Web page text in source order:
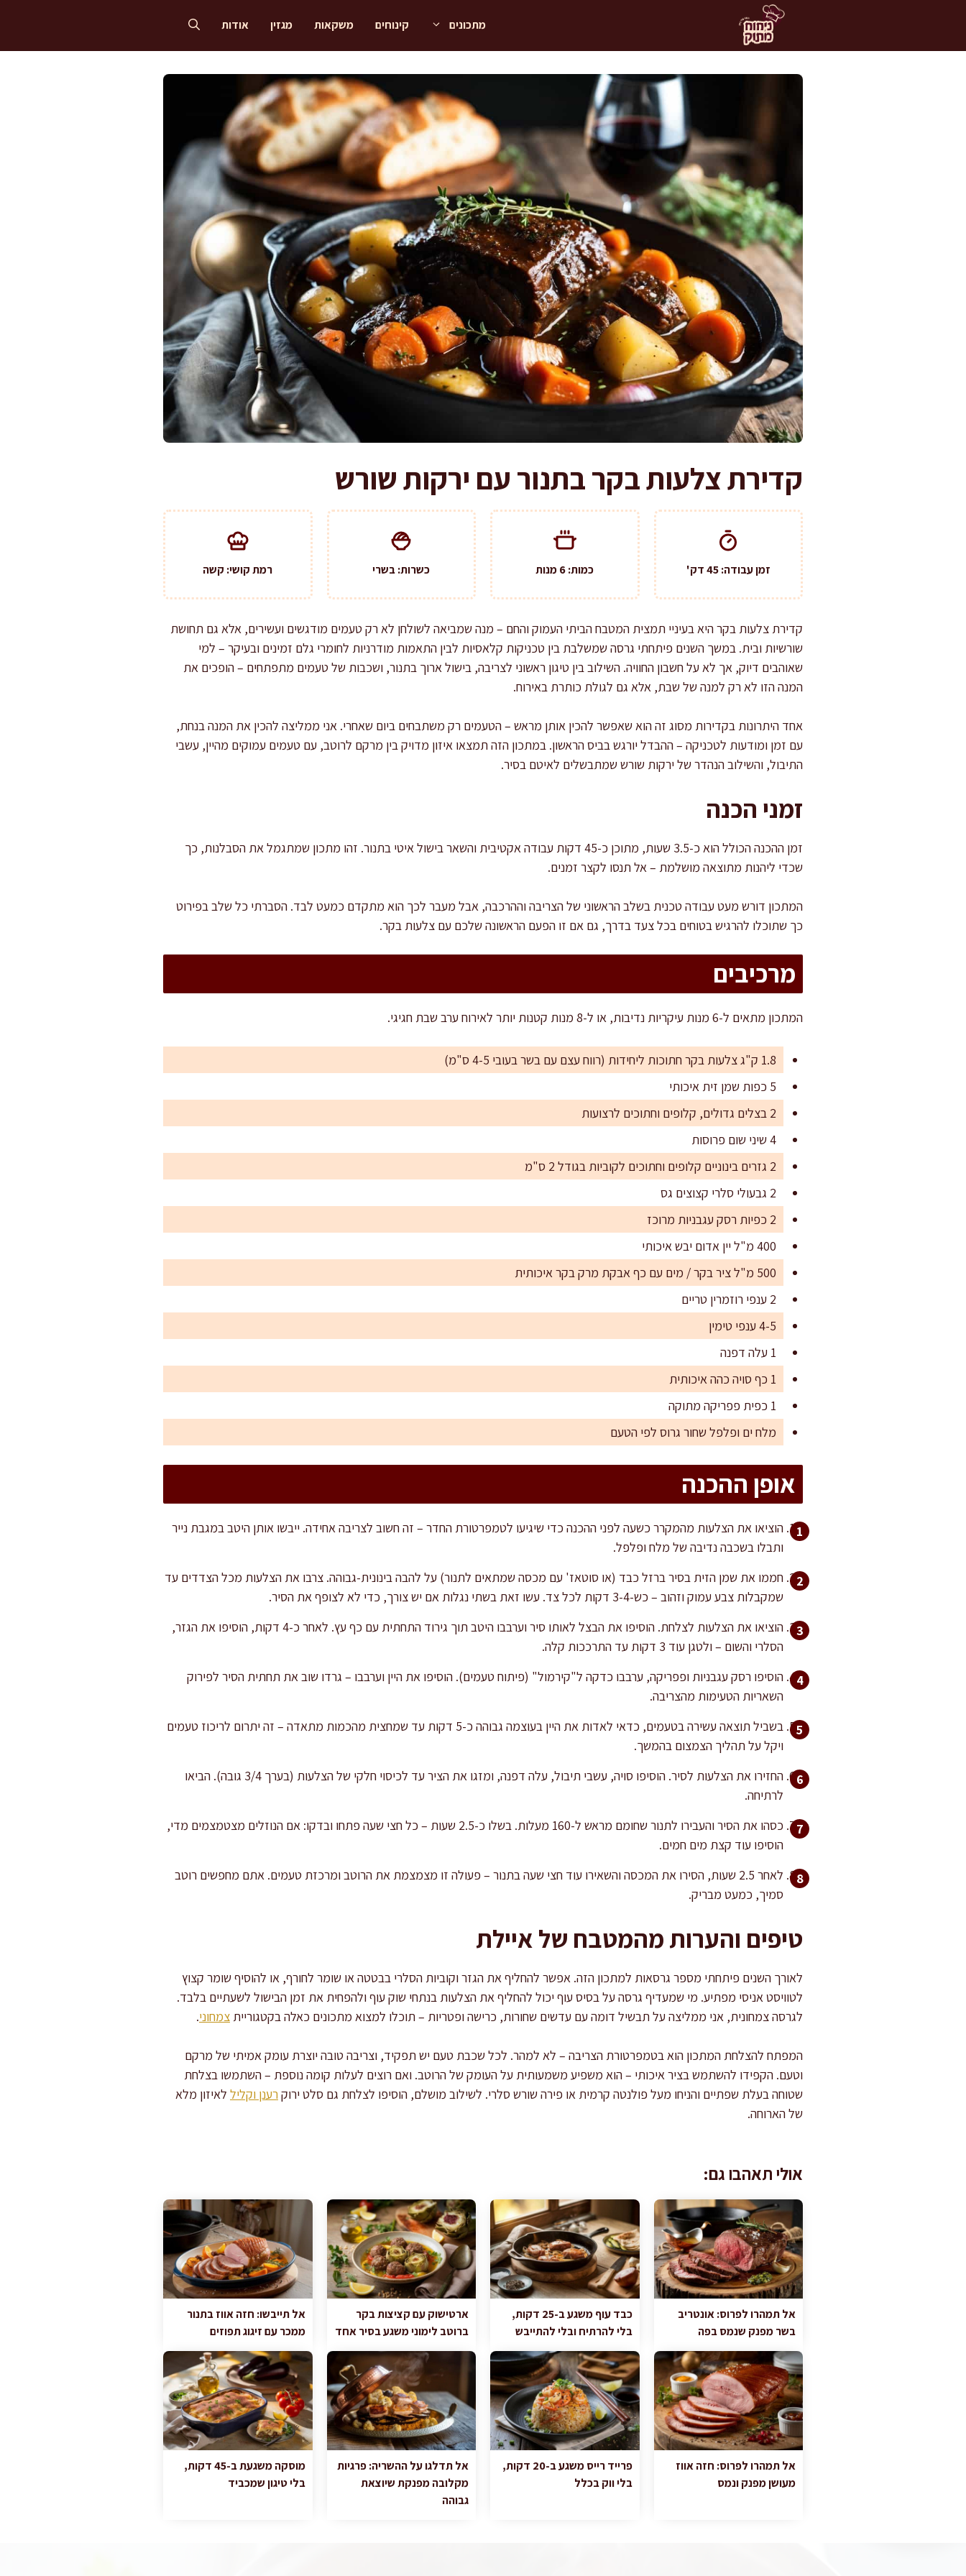
מתכונים קינוחים משקאות מגזין אודות
קדירת צלעות בקר בתנור עם ירקות שורש
זמן עבודה: 45 דק' כמות: 6 מנות כשרות: בשרי רמת קושי: קשה
קדירת צלעות בקר היא בעיניי תמצית המטבח הביתי העמוק והחם – מנה שמביאה לשולחן לא רק טעמים מודגשים ועשירים, אלא גם תחושת
שורשיות ובית. במשך השנים פיתחתי גרסה שמשלבת בין טכניקות קלאסיות לבין התאמות מודרניות לחומרי גלם זמינים ובעיקר – למי
שאוהבים דיוק, אך לא על חשבון החוויה. השילוב בין טיגון ראשוני לצריבה, בישול ארוך בתנור, ושכבות של טעמים מתפתחים – הופכים את
המנה הזו לא רק למנה של שבת, אלא גם לגולת כותרת באירוח.
אחד היתרונות בקדירות מסוג זה הוא שאפשר להכין אותן מראש – הטעמים רק משתבחים ביום שאחרי. אני ממליצה להכין את המנה בנחת,
עם זמן ומודעות לטכניקה – ההבדל יורגש בביס הראשון. במתכון הזה תמצאו איזון מדויק בין מרקם לרוטב, עם טעמים עמוקים מהיין, עשבי
התיבול, והשילוב הנהדר של ירקות שורש שמתבשלים לאיטם בסיר.
זמני הכנה
זמן ההכנה הכולל הוא כ-3.5 שעות, מתוכן כ-45 דקות עבודה אקטיבית והשאר בישול איטי בתנור. זהו מתכון שמתגמל את הסבלנות, כך
שכדי ליהנות מתוצאה מושלמת – אל תנסו לקצר זמנים.
המתכון דורש מעט עבודה טכנית בשלב הראשוני של הצריבה וההרכבה, אבל מעבר לכך הוא מתקדם כמעט לבד. הסברתי כל שלב בפירוט
כך שתוכלו להרגיש בטוחים בכל צעד בדרך, גם אם זו הפעם הראשונה שלכם עם צלעות בקר.
מרכיבים
המתכון מתאים ל-6 מנות עיקריות נדיבות, או ל-8 מנות קטנות יותר לאירוח ערב שבת חגיגי.
1.8 ק"ג צלעות בקר חתוכות ליחידות (רווח עצם עם בשר בעובי 4-5 ס"מ)
5 כפות שמן זית איכותי
2 בצלים גדולים, קלופים וחתוכים לרצועות
4 שיני שום פרוסות
2 גזרים בינוניים קלופים וחתוכים לקוביות בגודל 2 ס"מ
2 גבעולי סלרי קצוצים גס
2 כפיות רסק עגבניות מרוכז
400 מ"ל יין אדום יבש איכותי
500 מ"ל ציר בקר / מים עם כף אבקת מרק בקר איכותית
2 ענפי רוזמרין טריים
4-5 ענפי טימין
1 עלה דפנה
1 כף סויה כהה איכותית
1 כפית פפריקה מתוקה
מלח ים ופלפל שחור גרוס לפי הטעם
אופן ההכנה
הוציאו את הצלעות מהמקרר כשעה לפני ההכנה כדי שיגיעו לטמפרטורת החדר – זה חשוב לצריבה אחידה. ייבשו אותן היטב במגבת נייר
ותבלו בשכבה נדיבה של מלח ופלפל.
חממו את שמן הזית בסיר ברזל כבד (או סוטאז' עם מכסה שמתאים לתנור) על להבה בינונית-גבוהה. צרבו את הצלעות מכל הצדדים עד
שמקבלות צבע עמוק וזהוב – כש-3-4 דקות לכל צד. עשו זאת בשתי נגלות אם יש צורך, כדי לא לצופף את הסיר.
הוציאו את הצלעות לצלחת. הוסיפו את הבצל לאותו סיר וערבבו היטב תוך גירוד התחתית עם כף עץ. לאחר כ-4 דקות, הוסיפו את הגזר,
הסלרי והשום – ולטגן עוד 3 דקות עד התרככות קלה.
הוסיפו רסק עגבניות ופפריקה, ערבבו כדקה ל"קירמול" (פיתוח טעמים). הוסיפו את היין וערבבו – גרדו שוב את תחתית הסיר לפירוק
השאריות הטעימות מהצריבה.
בשביל תוצאה עשירה בטעמים, כדאי לאדות את היין בעוצמה גבוהה כ-5 דקות עד שמחצית מהכמות מתאדה – זה יתרום לריכוז טעמים
ויקל על תהליך הצמצום בהמשך.
החזירו את הצלעות לסיר. הוסיפו סויה, עשבי תיבול, עלה דפנה, ומזגו את הציר עד לכיסוי חלקי של הצלעות (בערך 3/4 גובה). הביאו
לרתיחה.
כסהו את הסיר והעבירו לתנור שחומם מראש ל-160 מעלות. בשלו כ-2.5 שעות – כל חצי שעה פתחו ובדקו: אם הנוזלים מצטמצמים מדי,
הוסיפו עוד קצת מים חמים.
לאחר 2.5 שעות, הסירו את המכסה והשאירו עוד חצי שעה בתנור – פעולה זו מצמצמת את הרוטב ומרכזת טעמים. אתם מחפשים רוטב
סמיך, כמעט מבריק.
טיפים והערות מהמטבח של איילת
לאורך השנים פיתחתי מספר גרסאות למתכון הזה. אפשר להחליף את הגזר וקוביות הסלרי בבטטה או שומר לחורף, או להוסיף שומר קצוץ
לטוויסט אניסי מפתיע. מי שמעדיף גרסה על בסיס עוף יכול להחליף את הצלעות בנתחי שוק עוף ולהפחית את זמן הבישול לשעתיים בלבד.
לגרסה צמחונית, אני ממליצה על תבשיל דומה עם עדשים שחורות, כרישה ופטריות – תוכלו למצוא מתכונים כאלה בקטגוריית צמחוני.
המפתח להצלחת המתכון הוא בטמפרטורת הצריבה – לא למהר. לכל שכבת טעם יש תפקיד, וצריבה טובה יוצרת עומק אמיתי של מרקם
וטעם. הקפידו להשתמש בציר איכותי – הוא משפיע משמעותית על העומק של הרוטב. ואם רוצים לעלות קומה נוספת – השתמשו בצלחת
שטוחה בעלת שפתיים והניחו מעל פולנטה קרמית או פירה שורש סלרי. לשילוב מושלם, הוסיפו לצלחת גם סלט ירוק רענן וקליל לאיזון מלא
של הארוחה.
אולי תאהבו גם:
אל תמהרו לפרוס: אונטריב
בשר מפנק שנמס בפה
כבד עוף משגע ב-25 דקות,
בלי להרתיח ובלי להתייבש
ארטישוק עם קציצות בקר
ברוטב לימוני משגע בסיר אחד
אל תייבשו: חזה אווז בתנור
ממכר עם זיגוג תפוזים
אל תמהרו לפרוס: חזה אווז
מעושן מפנק ונמס
פרייד רייס משגע ב-20 דקות,
בלי ווק בכלל
אל תדלגו על ההשריה: פרגיות
מקלובה מפנקת שיוצאת
גבוהה
מוסקה משגעת ב-45 דקות,
בלי טיגון שמכביד